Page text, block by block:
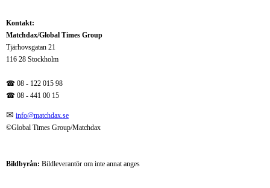
Kontakt:
Matchdax/Global Times Group
Tjärhovsgatan 21
116 28 Stockholm
☎ 08 - 122 015 98
☎ 08 - 441 00 15
✉ info@matchdax.se
©Global Times Group/Matchdax
Bildbyrån: Bildleverantör om inte annat anges